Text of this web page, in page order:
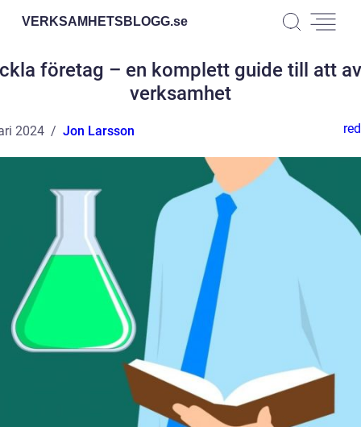
VERKSAMHETSBLOGG.se
företag – en komplett guide till att
verksamhet
2024 Jon Larsson